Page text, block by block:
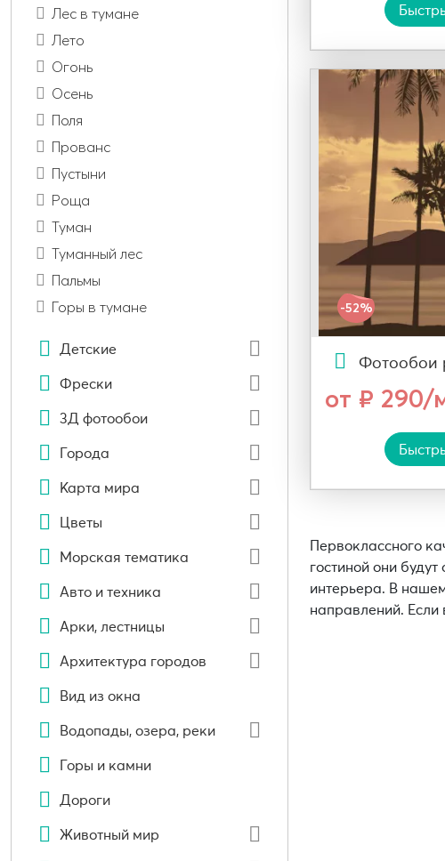
Лес в тумане
Лето
Огонь
Осень
Поля
Прованс
Пустыни
Роща
Туман
Туманный лес
Пальмы
Горы в тумане
Детские
Фрески
3Д фотообои
Города
Карта мира
Цветы
Морская тематика
Авто и техника
Арки, лестницы
Архитектура городов
Вид из окна
Водопады, озера, реки
Горы и камни
Дороги
Животный мир
-52%
Фотообои
от ₽ 290/
Первоклассного
гостиной они
интерьера. В
направлений.